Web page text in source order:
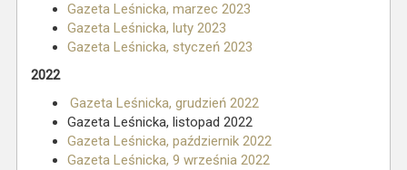
Gazeta Leśnicka, marzec 2023
Gazeta Leśnicka, luty 2023
Gazeta Leśnicka, styczeń 2023
2022
Gazeta Leśnicka, grudzień 2022
Gazeta Leśnicka, listopad 2022
Gazeta Leśnicka, październik 2022
Gazeta Leśnicka, 9 września 2022